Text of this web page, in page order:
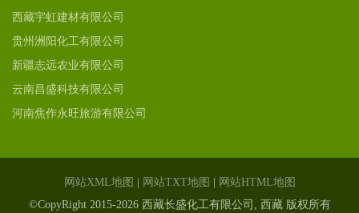
西藏宇虹建材有限公司
贵州洲阳化工有限公司
新疆志远农业有限公司
云南昌盛科技有限公司
河南焦作永旺旅游有限公司
网站XML地图 网站TXT地图
网站HTML地图
©CopyRight 2015-2026 西藏长盛化工有限公司, 西藏 版权所有